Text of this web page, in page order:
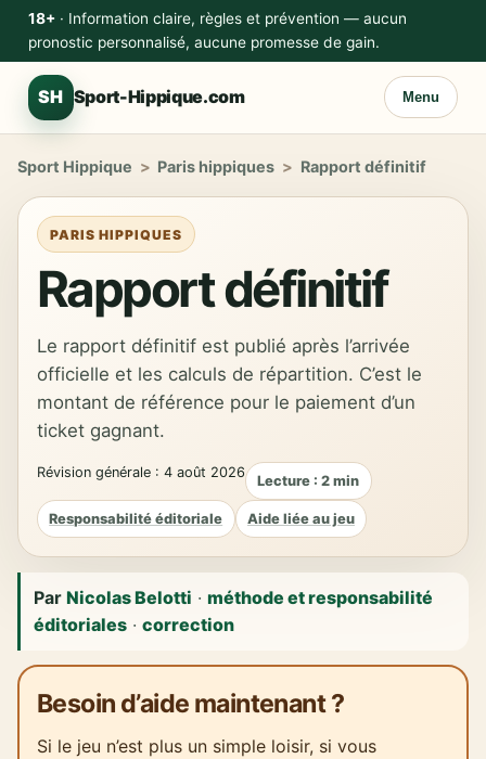
18+· Information claire, règles et prévention — aucun
pronostic personnalisé, aucune promesse de gain.
SH Sport-Hippique.com Menu
Sport Hippique > Paris hippiques > Rapport définitif
PARIS HIPPIQUES
Rapport définitif
Le rapport définitif est publié après l’arrivée
officielle et les calculs de répartition. C’est le
montant de référence pour le paiement d’un
ticket gagnant.
Révision générale : 4 août 2026 Lecture : 2 min
Responsabilité éditoriale Aide liée au jeu
ParNicolas Belotti ·méthode et responsabilité
éditoriales ·correction
Besoin d’aide maintenant ?
Si le jeu n’est plus un simple loisir, si vous